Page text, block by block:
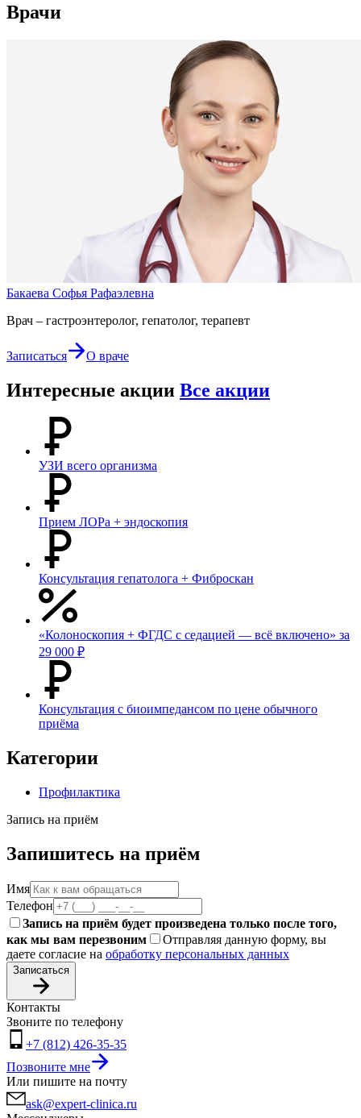
Врачи
Бакаева Софья Рафаэлевна
Врач – гастроэнтеролог, гепатолог, терапевт
Записаться О враче
Интересные акции Все акции
УЗИ всего организма
Прием ЛОРа + эндоскопия
Консультация гепатолога + Фиброскан
«Колоноскопия + ФГДС с седацией — всё включено» за
29 000 ₽
Консультация с биоимпедансом по цене обычного
приёма
Категории
Профилактика
Запись на приём
Запишитесь на приём
Имя
Телефон
Запись на приём будет произведена только после того,
как мы вам перезвоним
Отправляя данную форму, вы
даете согласие на обработку персональных данных
Записаться
Контакты
Звоните по телефону
+7 (812) 426-35-35
Позвоните мне
Или пишите на почту
ask@expert-clinica.ru